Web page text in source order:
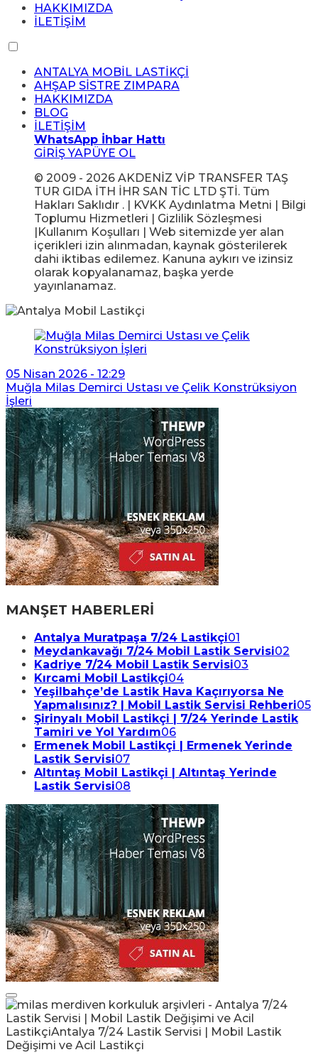
HAKKIMIZDA
İLETİŞİM
ANTALYA MOBİL LASTİKÇİ
AHŞAP SİSTRE ZIMPARA
HAKKIMIZDA
BLOG
İLETİŞİM
WhatsApp İhbar Hattı
GİRİŞ YAPÜYE OL
© 2009 - 2026 AKDENİZ VİP TRANSFER TAŞ
TUR GIDA İTH İHR SAN TİC LTD ŞTİ. Tüm
Hakları Saklıdır . | KVKK Aydınlatma Metni | Bilgi
Toplumu Hizmetleri | Gizlilik Sözleşmesi
|Kullanım Koşulları | Web sitemizde yer alan
içerikleri izin alınmadan, kaynak gösterilerek
dahi iktibas edilemez. Kanuna aykırı ve izinsiz
olarak kopyalanamaz, başka yerde
yayınlanamaz.
05 Nisan 2026 - 12:29
Muğla Milas Demirci Ustası ve Çelik Konstrüksiyon
İşleri
MANŞET HABERLERİ
Antalya Muratpaşa 7/24 Lastikçi01
Meydankavağı 7/24 Mobil Lastik Servisi02
Kadriye 7/24 Mobil Lastik Servisi03
Kırcami Mobil Lastikçi04
Yeşilbahçe’de Lastik Hava Kaçırıyorsa Ne
Yapmalısınız? | Mobil Lastik Servisi Rehberi05
Şirinyalı Mobil Lastikçi | 7/24 Yerinde Lastik
Tamiri ve Yol Yardım06
Ermenek Mobil Lastikçi | Ermenek Yerinde
Lastik Servisi07
Altıntaş Mobil Lastikçi | Altıntaş Yerinde
Lastik Servisi08